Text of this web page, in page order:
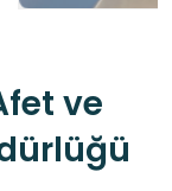
ve